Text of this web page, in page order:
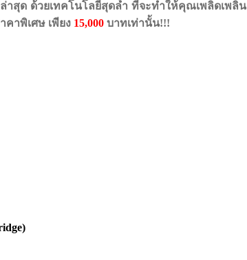
าสุด ด้วยเทคโนโลยีสุดล้ำ ที่จะทำให้คุณเพลิดเพลิน
คาพิเศษ เพียง 15,000 บาทเท่านั้น!!!